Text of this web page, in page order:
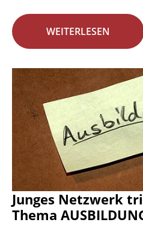
WEITERLESEN
Junges Netzwerk
Thema